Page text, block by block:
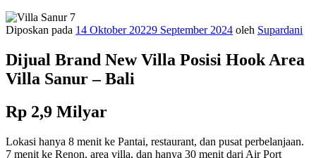
Diposkan pada 14 Oktober 20229 September 2024 oleh Supardani
Dijual Brand New Villa Posisi Hook Area
Villa Sanur – Bali
Rp 2,9 Milyar
Lokasi hanya 8 menit ke Pantai, restaurant, dan pusat perbelanjaan.
7 menit ke Renon, area villa, dan hanya 30 menit dari Air Port